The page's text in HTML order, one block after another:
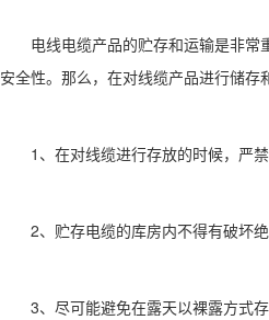
电线电缆产品的贮存和运输是非
安全性。那么，在对线缆产品进行储
1、在对线缆进行存放的时候，严
2、贮存电缆的库房内不得有破坏
3、尽可能避免在露天以裸露方式